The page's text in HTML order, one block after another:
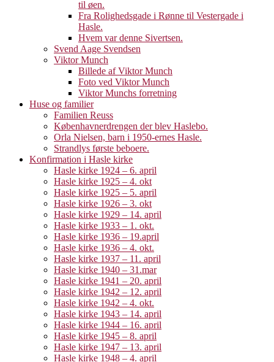
til øen.
Fra Rolighedsgade i Rønne til Vestergade i
Hasle.
Hvem var denne Sivertsen.
Svend Aage Svendsen
Viktor Munch
Billede af Viktor Munch
Foto ved Viktor Munch
Viktor Munchs forretning
Huse og familier
Familien Reuss
Københavnerdrengen der blev Haslebo.
Orla Nielsen, barn i 1950-ernes Hasle.
Strandlys første beboere.
Konfirmation i Hasle kirke
Hasle kirke 1924 – 6. april
Hasle kirke 1925 – 4. okt
Hasle kirke 1925 – 5. april
Hasle kirke 1926 – 3. okt
Hasle kirke 1929 – 14. april
Hasle kirke 1933 – 1. okt.
Hasle kirke 1936 – 19.april
Hasle kirke 1936 – 4. okt.
Hasle kirke 1937 – 11. april
Hasle kirke 1940 – 31.mar
Hasle kirke 1941 – 20. april
Hasle kirke 1942 – 12. april
Hasle kirke 1942 – 4. okt.
Hasle kirke 1943 – 14. april
Hasle kirke 1944 – 16. april
Hasle kirke 1945 – 8. april
Hasle kirke 1947 – 13. april
Hasle kirke 1948 – 4. april